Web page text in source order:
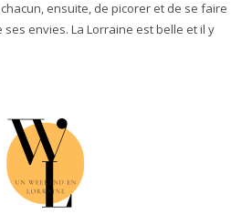
ensuite, de picorer et de se faire
envies. La Lorraine est belle et il y